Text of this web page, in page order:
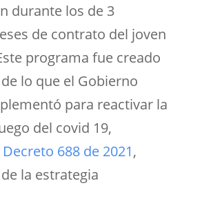
durante los de 3
de contrato del joven
programa fue creado
lo que el Gobierno
para reactivar la
del covid 19,
Decreto 688 de 2021,
la estrategia